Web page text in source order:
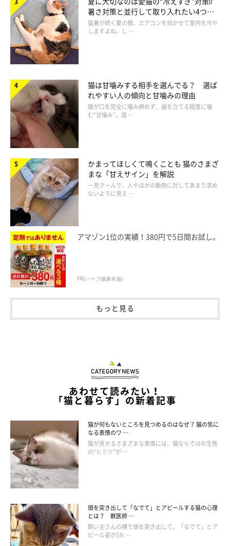
猫の口内炎を予防するにはどうしたらいいの
ねこのきもち投稿写真ギャラリー
猫の口内炎は、日ごろのケアで予防できることがあります。
歯垢や歯石が原因となることも多いため、こまめな歯磨きが大切
です。ペット用歯ブラシとペーストを用意し、猫の口内環境を清
また、歯垢や歯石がつきにくいフードを選択するのもひとつの
手。歯石がつきやすいとされているウェットフードから、ドライ
フードに変更してみるのもいいでしょう。
暑さ対策と並行して取り入れたい4つの
工夫
猛暑が続く夏の間、エアコンを効かせて室内を冷や
しますよね。し …
猫は甘噛みする相手を選んでる？ 選ば
れやすい人の傾向と甘噛みの理由
猫が口を完全に噛み締めず、歯を立てる程度に噛
む“甘噛み”。遊 …
かまってほしくて鳴くことも 猫のさまざ
まな「甘えサイン」を解説
一見クールで、人やほかの動物に対してあまり求め
ないように見え …
アマゾン1位の実績！380円で5日間お試し。
PR(ハーブ健康本舗)
もっと見る
あわせて読みたい！
「猫と暮らす」の新着記事
猫が何もないところを見つめるのはなぜ？ 猫の気に
なる表情のワ …
猫が見せるさまざまな表情には、猫ならではの生態
の“ヒミツ”が …
頭を突き出して「なでて」とアピールする猫の心理
とは？ 獣医師 …
飼い主さんの横で頭を突き出して、「なでて」とア
ピール姿がSN …